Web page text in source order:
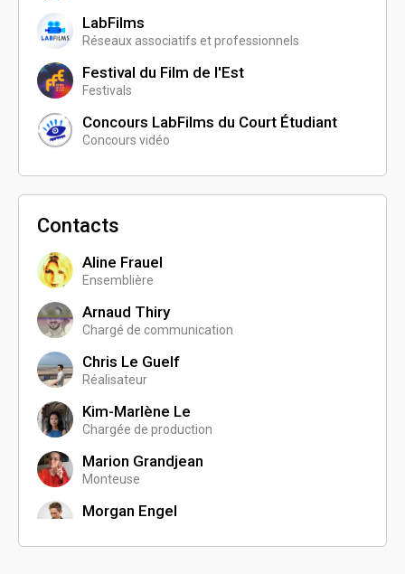
LabFilms
Réseaux associatifs et professionnels
Festival du Film de l'Est
Festivals
Concours LabFilms du Court Étudiant
Concours vidéo
Contacts
Aline Frauel
Ensemblière
Arnaud Thiry
Chargé de communication
Chris Le Guelf
Réalisateur
Kim-Marlène Le
Chargée de production
Marion Grandjean
Monteuse
Morgan Engel